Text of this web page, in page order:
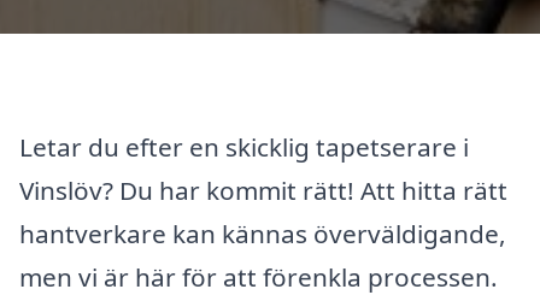
Letar du efter en skicklig tapetserare i
Vinslöv? Du har kommit rätt! Att hitta rätt
hantverkare kan kännas överväldigande,
men vi är här för att förenkla processen.